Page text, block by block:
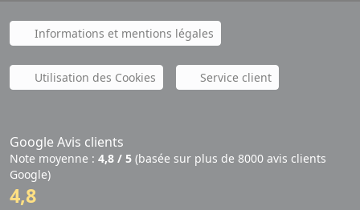
Informations et mentions légales
Utilisation des Cookies Service client
Google Avis clients
Note moyenne : 4,8 / 5 (basée sur plus de 8000 avis clients
Google)
4,8